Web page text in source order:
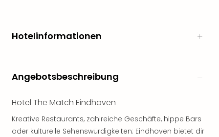
Hotelinformationen
Angebotsbeschreibung
Hotel The Match Eindhoven
Kreative Restaurants, zahlreiche Geschäfte, hippe Bars
oder kulturelle Sehenswürdigkeiten: Eindhoven bietet dir